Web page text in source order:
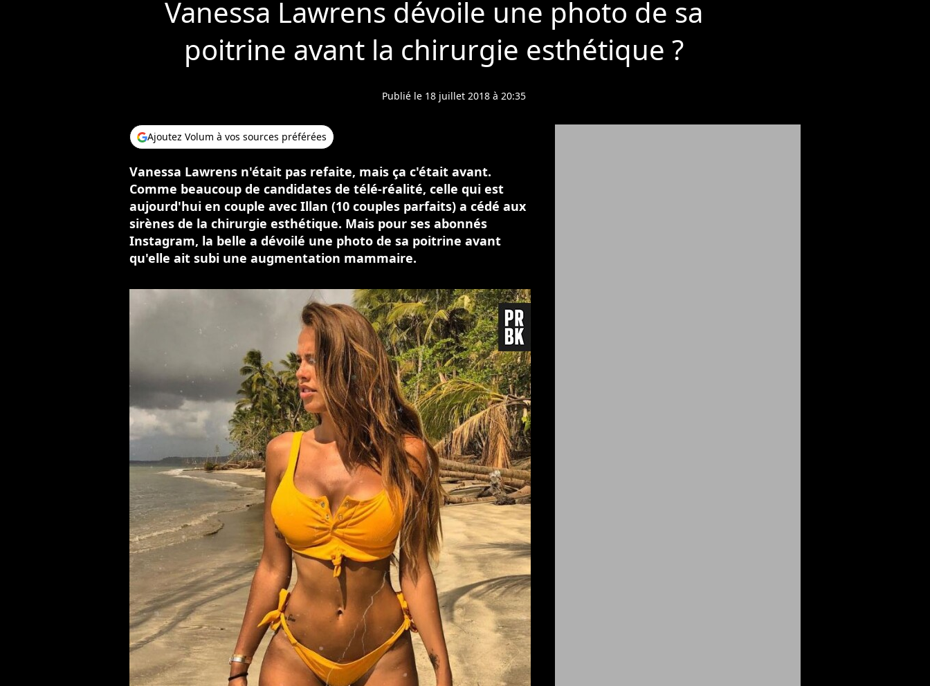
Vanessa Lawrens dévoile une photo de sa
poitrine avant la chirurgie esthétique ?
Publié le 18 juillet 2018 à 20:35
Ajoutez Volum à vos sources préférées
Vanessa Lawrens n'était pas refaite, mais ça c'était avant.
Comme beaucoup de candidates de télé-réalité, celle qui est
aujourd'hui en couple avec Illan (10 couples parfaits) a cédé aux
sirènes de la chirurgie esthétique. Mais pour ses abonnés
Instagram, la belle a dévoilé une photo de sa poitrine avant
qu'elle ait subi une augmentation mammaire.